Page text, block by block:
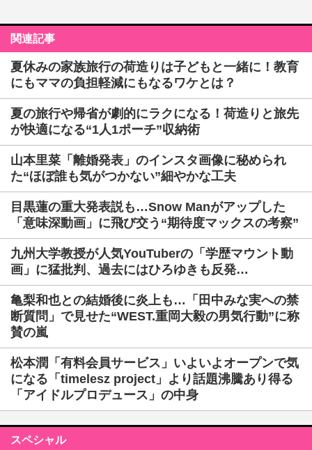
関連記事
夏休みの家族旅行の荷造りは子どもと一緒に！教育
にもママの負担軽減にもなるワケとは？
夏の旅行や帰省が劇的にラクになる！荷造りと旅先
が快適になる“1人1ポーチ”収納術
山本里菜「離婚発表」のインスタ画像に秘められ
た“ほぼ誰も気がつかない”細やかな工夫
目黒蓮の重大発表説も…Snow Manがアップした
「意味深動画」に飛び交う“期待度マックスの考察”
九州大学教授が人気YouTuberの「学歴マウント動
画」に猛批判、過去にはひろゆきも反発…
亀梨和也との結婚後に炎上も…「田中みな実への禁
断質問」で見せた“WEST.重岡大毅の男気行動”に称
賛の嵐
松本潤「有料会員サービス」いよいよオープンで気
になる「timelesz project」より話題沸騰あり得る
「アイドルプロデュース」の中身
スペシャル